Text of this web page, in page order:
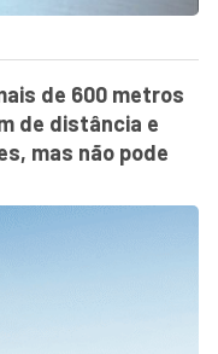
de 600 metros
de distância e
mas não pode